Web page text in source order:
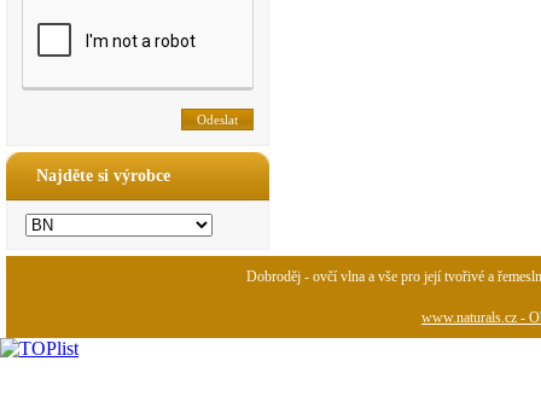
Najděte si výrobce
Dobroděj - ovčí vlna a vše pro její tvořivé a
www.naturals.cz -